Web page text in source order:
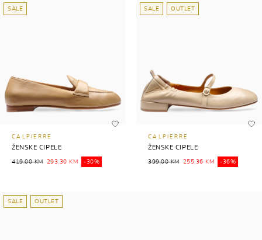
SALE
CALPIERRE
ŽENSKE CIPELE
419,00 KM 293,30 KM -30%
SALE OUTLET
CALPIERRE
ŽENSKE CIPELE
399,00 KM 255,36 KM -36%
SALE OUTLET